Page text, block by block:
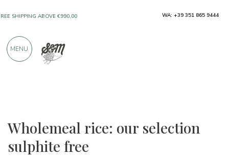
Wholemeal rice: our selection
sulphite free
SHIPPING ABOVE €990,00
PRODUCTS FROM EXCELLENT
WA: +39 351 865 9444
MENU